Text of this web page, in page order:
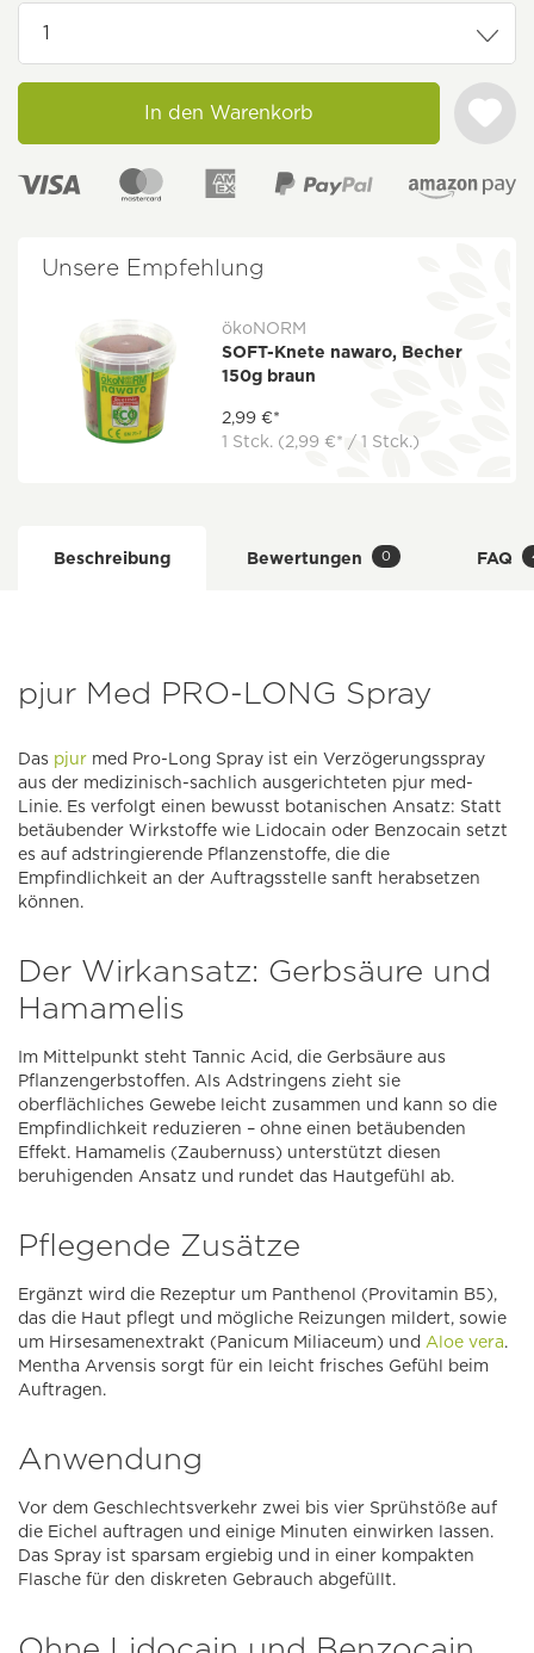
In den Warenkorb
Unsere Empfehlung
ökoNORM
SOFT-Knete nawaro, Becher
150g braun
2,99 €*
1 Stck. (2,99 €* / 1 Stck.)
Beschreibung Bewertungen 0 FAQ
pjur Med PRO-LONG Spray
Das pjur med Pro-Long Spray ist ein Verzögerungsspray
aus der medizinisch-sachlich ausgerichteten pjur med-
Linie. Es verfolgt einen bewusst botanischen Ansatz: Statt
betäubender Wirkstoffe wie Lidocain oder Benzocain setzt
es auf adstringierende Pflanzenstoffe, die die
Empfindlichkeit an der Auftragsstelle sanft herabsetzen
können.
Der Wirkansatz: Gerbsäure und
Hamamelis
Im Mittelpunkt steht Tannic Acid, die Gerbsäure aus
Pflanzengerbstoffen. Als Adstringens zieht sie
oberflächliches Gewebe leicht zusammen und kann so die
Empfindlichkeit reduzieren – ohne einen betäubenden
Effekt. Hamamelis (Zaubernuss) unterstützt diesen
beruhigenden Ansatz und rundet das Hautgefühl ab.
Pflegende Zusätze
Ergänzt wird die Rezeptur um Panthenol (Provitamin B5),
das die Haut pflegt und mögliche Reizungen mildert, sowie
um Hirsesamenextrakt (Panicum Miliaceum) und Aloe vera.
Mentha Arvensis sorgt für ein leicht frisches Gefühl beim
Auftragen.
Anwendung
Vor dem Geschlechtsverkehr zwei bis vier Sprühstöße auf
die Eichel auftragen und einige Minuten einwirken lassen.
Das Spray ist sparsam ergiebig und in einer kompakten
Flasche für den diskreten Gebrauch abgefüllt.